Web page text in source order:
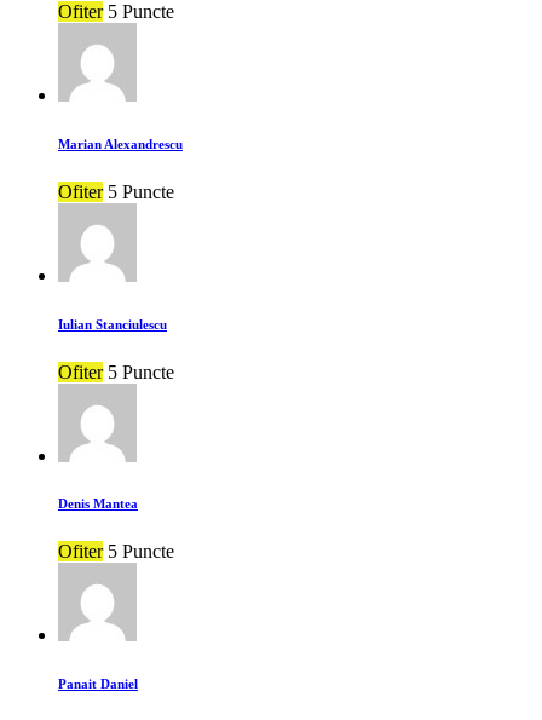
Ofiter 5 Puncte
Marian Alexandrescu
Ofiter 5 Puncte
Iulian Stanciulescu
Ofiter 5 Puncte
Denis Mantea
Ofiter 5 Puncte
Panait Daniel